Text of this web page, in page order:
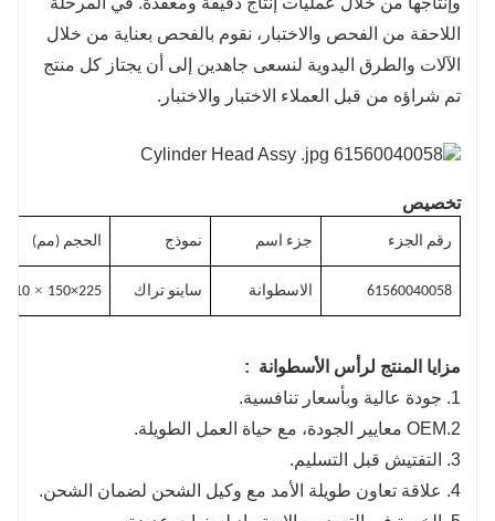
اللاحقة من الفحص والاختبار، نقوم بالفحص بعناية من خلال
الآلات والطرق اليدوية لنسعى جاهدين إلى أن يجتاز كل منتج
تم شراؤه من قبل العملاء الاختبار والاختبار.
تخصيص
رقم الجزء جزء اسم نموذج الحجم (مم)
61560040058 الاسطوانة ساينو تراك 225×150
×
210
مزايا المنتج لرأس الأسطوانة :
1. جودة عالية وبأسعار تنافسية.
2.OEM معايير الجودة، مع حياة العمل الطويلة.
3. التفتيش قبل التسليم.
4. علاقة تعاون طويلة الأمد مع وكيل الشحن لضمان الشحن.